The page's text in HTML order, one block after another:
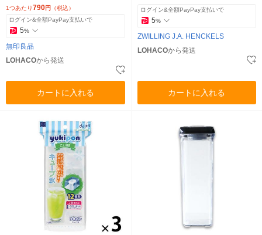
1つあたり790円 （税込）
ログイン&全額PayPay支払いで
5%
無印良品
LOHACOから発送
カートに入れる
ログイン&全額PayPay支払いで
5%
ZWILLING J.A. HENCKELS
LOHACOから発送
カートに入れる